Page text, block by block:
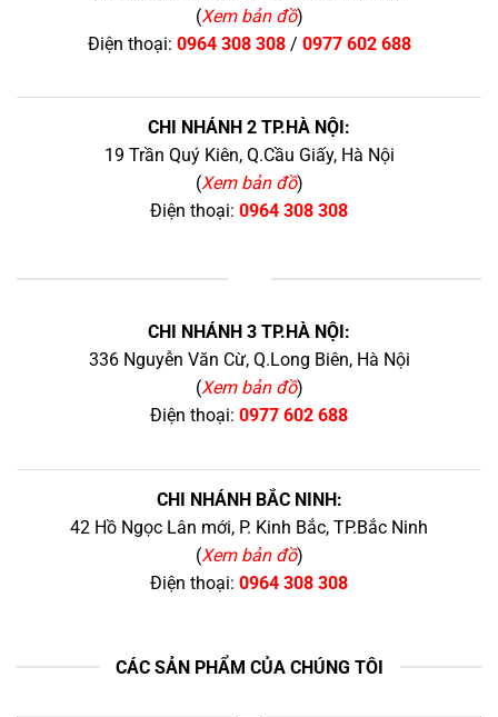
(Xem bản đồ)
Điện thoại: 0964 308 308/ 0977 602 688
CHI NHÁNH 2 TP.HÀ NỘI:
19 Trần Quý Kiên, Q.Cầu Giấy, Hà Nội
(Xem bản đồ)
Điện thoại: 0964 308 308
CHI NHÁNH 3 TP.HÀ NỘI:
336 Nguyễn Văn Cừ, Q.Long Biên, Hà Nội
(Xem bản đồ)
Điện thoại: 0977 602 688
CHI NHÁNH BẮC NINH:
42 Hồ Ngọc Lân mới, P. Kinh Bắc, TP.Bắc Ninh
(Xem bản đồ)
Điện thoại: 0964 308 308
CÁC SẢN PHẨM CỦA CHÚNG TÔI